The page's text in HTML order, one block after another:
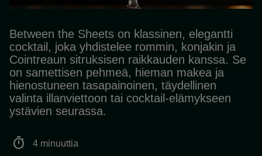
Between the Sheets on klassinen, elegantti
cocktail, joka yhdistelee rommin, konjakin ja
Cointreaun sitruksisen raikkauden kanssa. Se
on samettisen pehmeä, hieman makea ja
hienostuneen tasapainoinen, täydellinen
valinta illanviettoon tai cocktail-elämykseen
ystävien seurassa.
timer 4 minuuttia